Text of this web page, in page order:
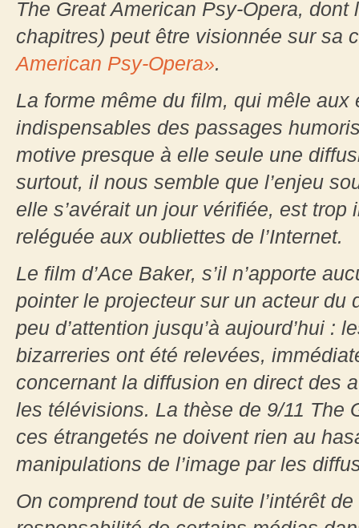
The Great American Psy-Opera,
chapitres) peut être visionnée sur sa
American Psy-Opera».
La forme même du film, qui mêle
indispensables des passages
motive presque à elle seule une
surtout, il nous semble que l’enjeu
elle s’avérait un jour vérifiée, est
reléguée aux oubliettes de l’Internet.
Le film d’Ace Baker, s’il n’apporte
pointer le projecteur sur un acteur du
peu d’attention jusqu’à aujourd’hui :
bizarreries ont été relevées,
concernant la diffusion en direct des
les télévisions. La thèse de 9/11 The
ces étrangetés ne doivent rien au
manipulations de l’image par les
On comprend tout de suite l’intérêt